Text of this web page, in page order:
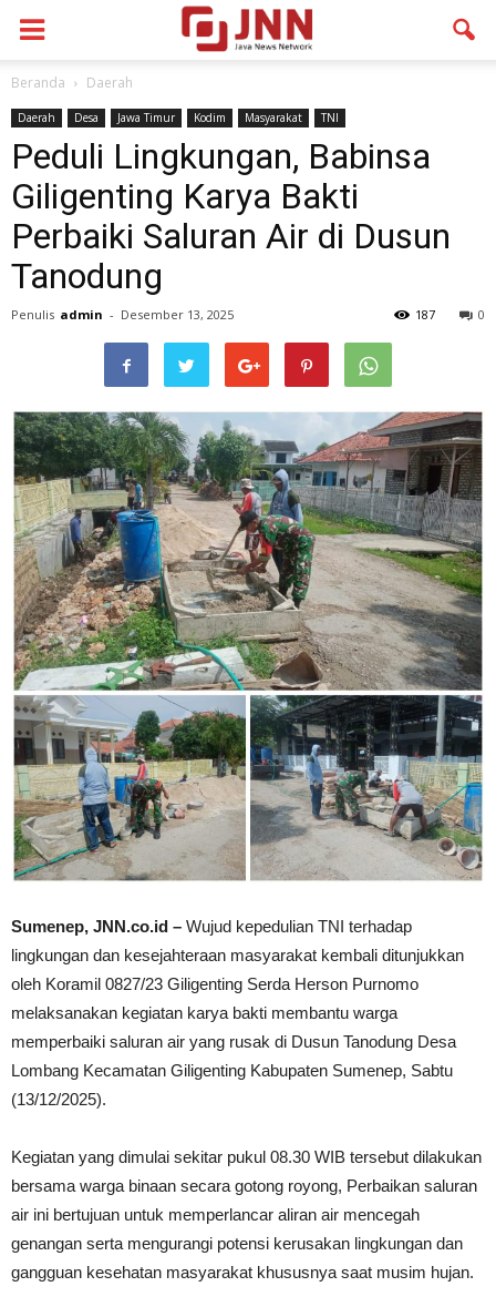
Beranda Daerah
Daerah Desa Jawa Timur Kodim Masyarakat TNI
Peduli Lingkungan, Babinsa
Giligenting Karya Bakti
Perbaiki Saluran Air di Dusun
Tanodung
Penulis admin - Desember 13, 2025 0
187
Sumenep, JNN.co.id – Wujud kepedulian TNI terhadap
lingkungan dan kesejahteraan masyarakat kembali ditunjukkan
oleh Koramil 0827/23 Giligenting Serda Herson Purnomo
melaksanakan kegiatan karya bakti membantu warga
memperbaiki saluran air yang rusak di Dusun Tanodung Desa
Lombang Kecamatan Giligenting Kabupaten Sumenep, Sabtu
(13/12/2025).
Kegiatan yang dimulai sekitar pukul 08.30 WIB tersebut dilakukan
bersama warga binaan secara gotong royong, Perbaikan saluran
air ini bertujuan untuk memperlancar aliran air mencegah
genangan serta mengurangi potensi kerusakan lingkungan dan
gangguan kesehatan masyarakat khususnya saat musim hujan.